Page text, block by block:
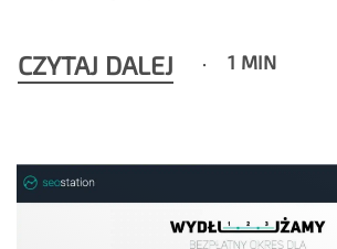
CZYTAJ DALEJ 1 MIN